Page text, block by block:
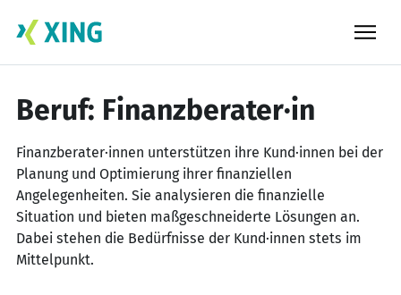
Beruf: Finanzberater·in
Finanzberater·innen unterstützen ihre Kund·innen bei der
Planung und Optimierung ihrer finanziellen
Angelegenheiten. Sie analysieren die finanzielle
Situation und bieten maßgeschneiderte Lösungen an.
Dabei stehen die Bedürfnisse der Kund·innen stets im
Mittelpunkt.